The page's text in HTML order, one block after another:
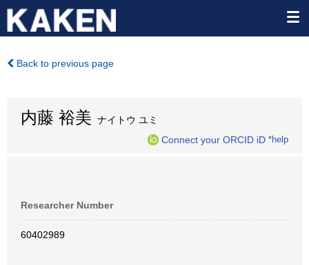
Back to previous page
内藤 裕美 ナイトウ ユミ
Connect your ORCID iD *help
Researcher Number
60402989